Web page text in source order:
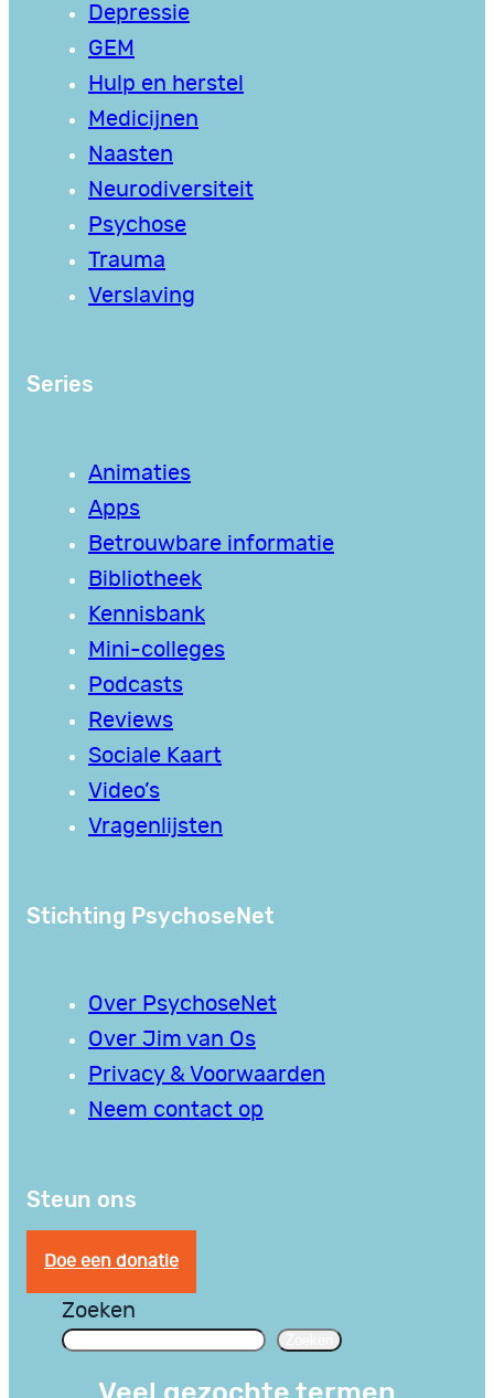
Depressie
GEM
Hulp en herstel
Medicijnen
Naasten
Neurodiversiteit
Psychose
Trauma
Verslaving
Series
Animaties
Apps
Betrouwbare informatie
Bibliotheek
Kennisbank
Mini-colleges
Podcasts
Reviews
Sociale Kaart
Video’s
Vragenlijsten
Stichting PsychoseNet
Over PsychoseNet
Over Jim van Os
Privacy & Voorwaarden
Neem contact op
Steun ons
Doe een donatie
Zoeken